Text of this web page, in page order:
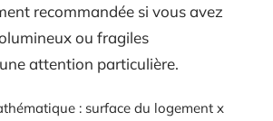
recommandée si vous avez
ou fragiles
attention particulière.
: surface du logement x